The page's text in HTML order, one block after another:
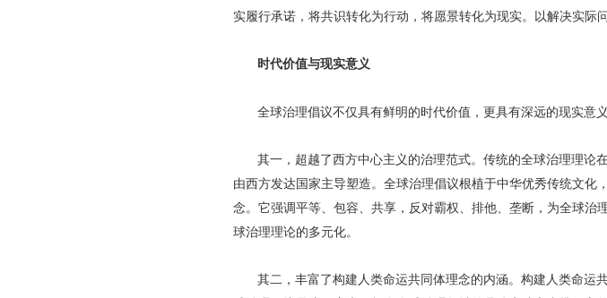
实履行承诺，将共识转化为行动，将愿景转化为现实。以解决实际
时代价值与现实意义
全球治理倡议不仅具有鲜明的时代价值，更具有深远的现实意
其一，超越了西方中心主义的治理范式。传统的全球治理理论
由西方发达国家主导塑造。全球治理倡议根植于中华优秀传统文
念。它强调平等、包容、共享，反对霸权、排他、垄断，为全球
球治理理论的多元化。
其二，丰富了构建人类命运共同体理念的内涵。构建人类命运